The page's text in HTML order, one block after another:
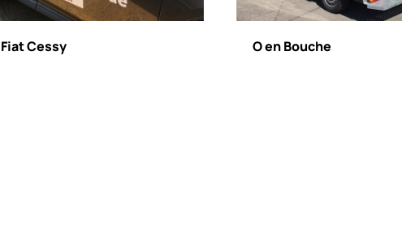
Fiat Cessy O en Bouche